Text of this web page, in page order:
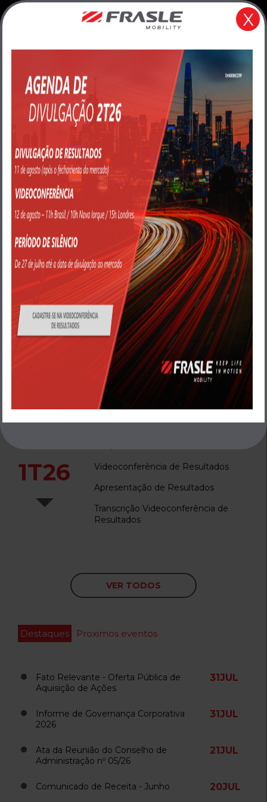
FRAS3 R$20,22 0,35% IBOV 172.513
-1,73%
ContrasteA+A-
Li e concordo com aPOLÍTICA DE PRIVACIDADE
X
Sustentabilidade
Resultados
1T26
Release 1T26
Videoconferência de Resultados
Apresentação de Resultados
Transcrição Videoconferência de
Resultados
4T25
Release 4T25
ITR / DFP
Apresentação Institucional
Apresentação de Resultados
Guia de Modelagem
VER TODOS
Destaques Proximos eventos
Fato Relevante - Oferta Pública de
Aquisição de Ações
31JUL
Informe de Governança Corporativa
2026
31JUL
Ata da Reunião do Conselho de
Administração nº 05/26
21JUL
Comunicado de Receita - Junho 20JUL